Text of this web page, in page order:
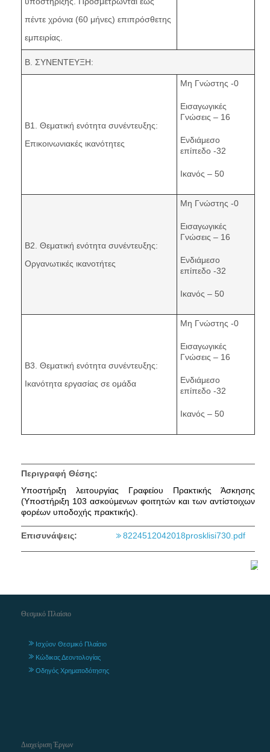
πέντε χρόνια (60 μήνες) επιπρόσθετης
εμπειρίας.
Β. ΣΥΝΕΝΤΕΥΞΗ:
Β1. Θεματική ενότητα συνέντευξης:
Επικοινωνιακές ικανότητες
Μη Γνώστης -0
Εισαγωγικές
Γνώσεις – 16
Ενδιάμεσο
επίπεδο -32
Ικανός – 50
Β2. Θεματική ενότητα συνέντευξης:
Οργανωτικές ικανοτήτες
Μη Γνώστης -0
Εισαγωγικές
Γνώσεις – 16
Ενδιάμεσο
επίπεδο -32
Ικανός – 50
Β3. Θεματική ενότητα συνέντευξης:
Ικανότητα εργασίας σε ομάδα
Μη Γνώστης -0
Εισαγωγικές
Γνώσεις – 16
Ενδιάμεσο
επίπεδο -32
Ικανός – 50
Περιγραφή Θέσης:
Υποστήριξη λειτουργίας Γραφείου Πρακτικής Άσκησης
(Υποστήριξη 103 ασκούμενων φοιτητών και των αντίστοιχων
φορέων υποδοχής πρακτικής).
Επισυνάψεις: 8224512042018prosklisi730.pdf
Θεσμικό Πλαίσιο
Ισχύον Θεσμικό Πλαίσιο
Κώδικας Δεοντολογίας
Οδηγός Χρηματοδότησης
Διαχείριση Έργων